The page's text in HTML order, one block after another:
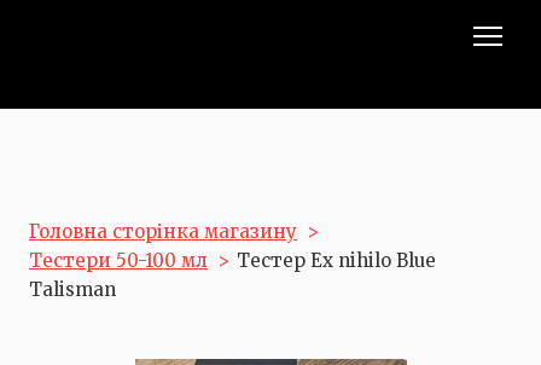
Головна сторінка магазину
Тестери 50-100 мл
Тестер Ex nihilo Blue
Talisman